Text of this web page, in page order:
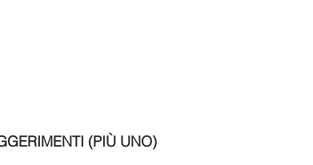
(PIÙ UNO)